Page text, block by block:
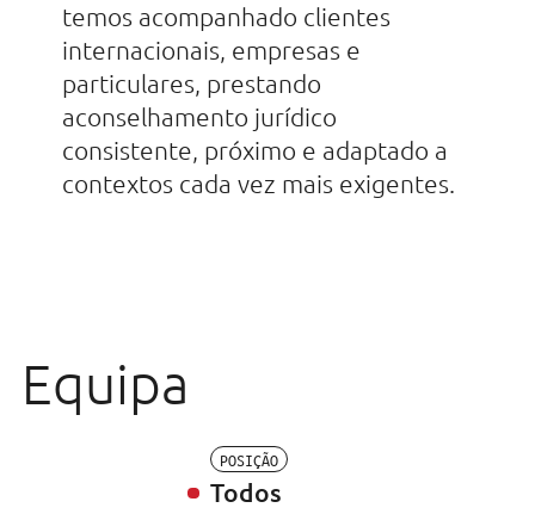
temos acompanhado clientes
internacionais, empresas e
particulares, prestando
aconselhamento jurídico
consistente, próximo e adaptado a
contextos cada vez mais exigentes.
Equipa
POSIÇÃO
Todos